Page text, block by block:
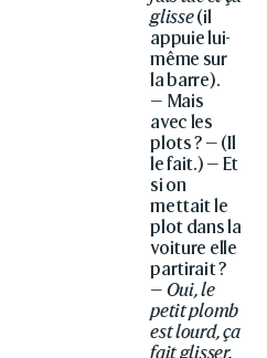
glisse(il
appuie lui-
même sur
la barre).
— Mais
avec les
plots ? — (Il
le fait.) — Et
si on
mettait le
plot dans la
voiture elle
partirait ?
— Oui, le
petit plomb
est lourd, ça
fait glisser.